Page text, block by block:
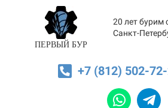
ПЕРВЫЙ БУР
20 лет бурим
Санкт-
+7 (812) 502-